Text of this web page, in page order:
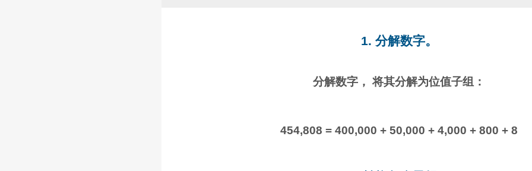
1. 分解数字。
分解数字， 将其分解为位值子组：
454,808 = 400,000 + 50,000 + 4,000 + 800 + 8